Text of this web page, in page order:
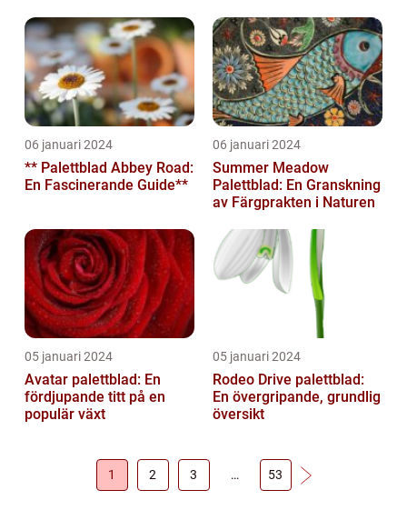
06 januari 2024
** Palettblad Abbey Road:
En Fascinerande Guide**
06 januari 2024
Summer Meadow
Palettblad: En Granskning
av Färgprakten i Naturen
05 januari 2024
Avatar palettblad: En
fördjupande titt på en
populär växt
05 januari 2024
Rodeo Drive palettblad:
En övergripande, grundlig
översikt
1 2 3 … 53